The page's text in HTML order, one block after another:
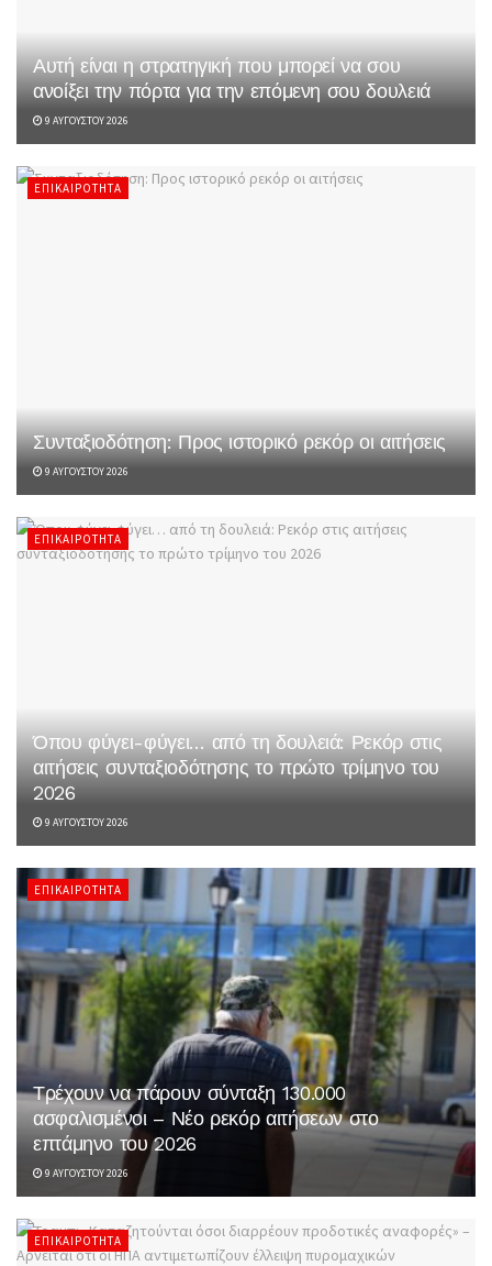
Αυτή είναι η στρατηγική που μπορεί να σου
ανοίξει την πόρτα για την επόμενη σου δουλειά
9 ΑΥΓΟΎΣΤΟΥ 2026
ΕΠΙΚΑΙΡΌΤΗΤΑ
Συνταξιοδότηση: Προς ιστορικό ρεκόρ οι αιτήσεις
9 ΑΥΓΟΎΣΤΟΥ 2026
ΕΠΙΚΑΙΡΌΤΗΤΑ
Όπου φύγει-φύγει… από τη δουλειά: Ρεκόρ στις
αιτήσεις συνταξιοδότησης το πρώτο τρίμηνο του
2026
9 ΑΥΓΟΎΣΤΟΥ 2026
ΕΠΙΚΑΙΡΌΤΗΤΑ
Τρέχουν να πάρουν σύνταξη 130.000
ασφαλισμένοι – Νέο ρεκόρ αιτήσεων στο
επτάμηνο του 2026
9 ΑΥΓΟΎΣΤΟΥ 2026
ΕΠΙΚΑΙΡΌΤΗΤΑ